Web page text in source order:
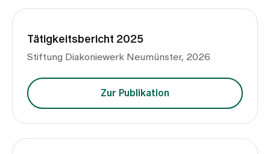
Zuweisende
Events
Publikationen suchen
Tätigkeitsbericht 2025
Stiftung Diakoniewerk Neumünster, 2026
Zur Publikation